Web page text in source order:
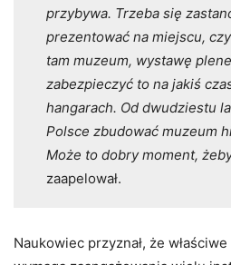
przybywa. Trzeba się
prezentować na miejscu,
tam muzeum, wystawę
zabezpieczyć to na jakiś
hangarach. Od dwudziestu
Polsce zbudować muzeum
Może to dobry moment,
zaapelował.
Naukowiec przyznał, że